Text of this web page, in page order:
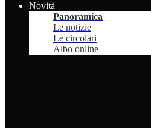
Novità
Panoramica
Le notizie
Le circolari
Albo online